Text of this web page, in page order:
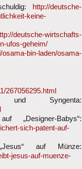
http://deutsche-
keine-
deutsche-wirtschafts-
ufos-geheim/
osama-bin-laden/osama-
267056295.html
und Syngenta:
Babys“:
sich-patent-auf-
auf Münze:
jesus-auf-muenze-